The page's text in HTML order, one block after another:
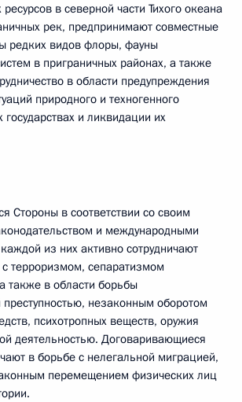
в северной части Тихого океана
рек, предпринимают совместные
редких видов флоры, фауны
в приграничных районах, а также
в области предупреждения
природного и техногенного
государствах и ликвидации их
Стороны в соответствии со своим
и международными
из них активно сотрудничают
терроризмом, сепаратизмом
также в области борьбы
преступностью, незаконным оборотом
психотропных веществ, оружия
деятельностью. Договаривающиеся
в борьбе с нелегальной миграцией,
перемещением физических лиц